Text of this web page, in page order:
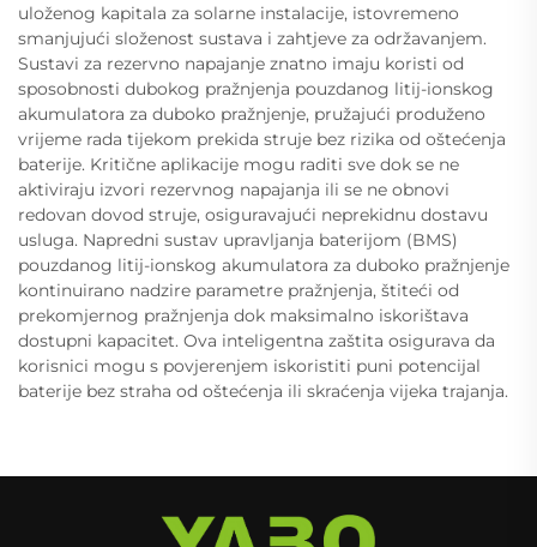
uloženog kapitala za solarne instalacije, istovremeno
smanjujući složenost sustava i zahtjeve za održavanjem.
Sustavi za rezervno napajanje znatno imaju koristi od
sposobnosti dubokog pražnjenja pouzdanog litij-ionskog
akumulatora za duboko pražnjenje, pružajući produženo
vrijeme rada tijekom prekida struje bez rizika od oštećenja
baterije. Kritične aplikacije mogu raditi sve dok se ne
aktiviraju izvori rezervnog napajanja ili se ne obnovi
redovan dovod struje, osiguravajući neprekidnu dostavu
usluga. Napredni sustav upravljanja baterijom (BMS)
pouzdanog litij-ionskog akumulatora za duboko pražnjenje
kontinuirano nadzire parametre pražnjenja, štiteći od
prekomjernog pražnjenja dok maksimalno iskorištava
dostupni kapacitet. Ova inteligentna zaštita osigurava da
korisnici mogu s povjerenjem iskoristiti puni potencijal
baterije bez straha od oštećenja ili skraćenja vijeka trajanja.